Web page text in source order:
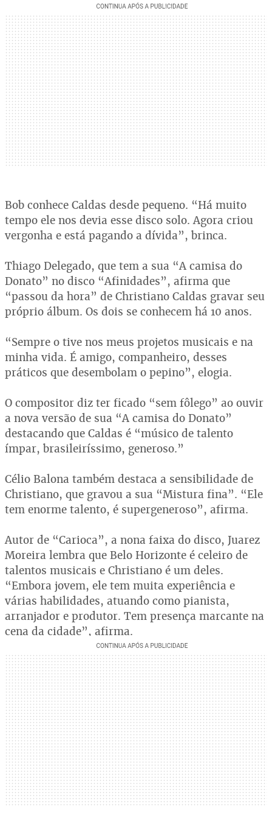
Bob conhece Caldas desde pequeno. “Há muito
tempo ele nos devia esse disco solo. Agora criou
vergonha e está pagando a dívida”, brinca.
Thiago Delegado, que tem a sua “A camisa do
Donato” no disco “Afinidades”, afirma que
“passou da hora” de Christiano Caldas gravar seu
próprio álbum. Os dois se conhecem há 10 anos.
“Sempre o tive nos meus projetos musicais e na
minha vida. É amigo, companheiro, desses
práticos que desembolam o pepino”, elogia.
O compositor diz ter ficado “sem fôlego” ao ouvir
a nova versão de sua “A camisa do Donato”
destacando que Caldas é “músico de talento
ímpar, brasileiríssimo, generoso.”
Célio Balona também destaca a sensibilidade de
Christiano, que gravou a sua “Mistura fina”. “Ele
tem enorme talento, é supergeneroso”, afirma.
Autor de “Carioca”, a nona faixa do disco, Juarez
Moreira lembra que Belo Horizonte é celeiro de
talentos musicais e Christiano é um deles.
“Embora jovem, ele tem muita experiência e
várias habilidades, atuando como pianista,
arranjador e produtor. Tem presença marcante na
cena da cidade”, afirma.